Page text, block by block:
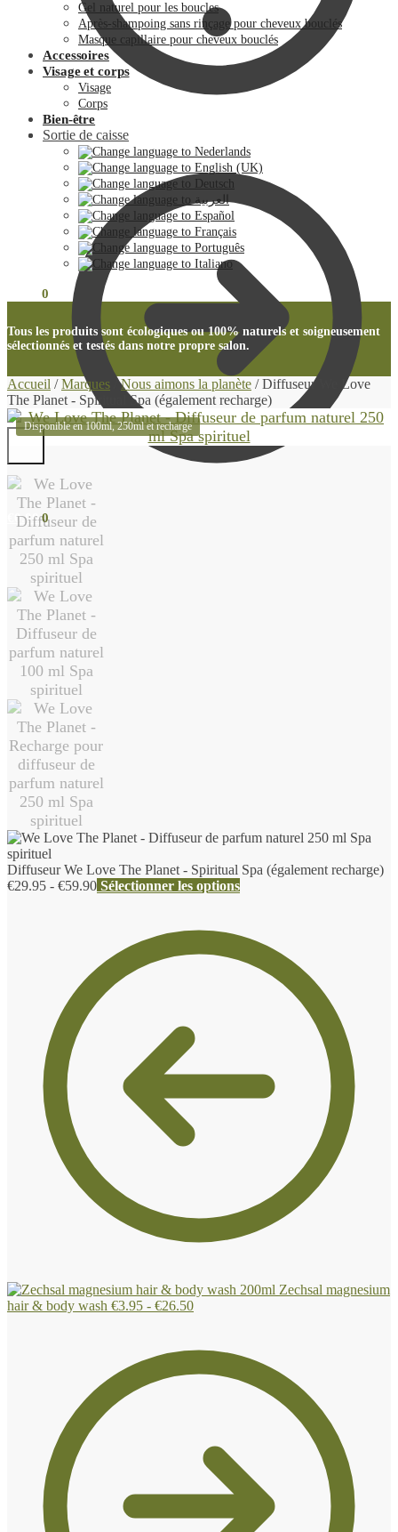
Sortie de caisse
0.00 0
Gel naturel pour les boucles
Après-shampoing sans rinçage pour cheveux bouclés
Masque capillaire pour cheveux bouclés
Accessoires
Visage et corps
Visage
Corps
Bien-être
0
Tous les produits sont écologiques ou 100% naturels et soigneusement
sélectionnés et testés dans notre propre salon.
Accueil /Marques /Nous aimons la planète /Diffuseur We Love
The Planet - Spiritual Spa (également recharge)
Disponible en 100ml, 250ml et recharge
Diffuseur We Love The Planet - Spiritual Spa (également recharge)
€29.95 - €59.90Gamme
€29.95
à
€59.90
Sélectionner les options
Zechsal magnesium
hair & body wash €3.95 - €26.50Gamme
: